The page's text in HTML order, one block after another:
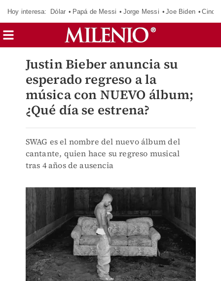
Hoy interesa: Dólar Papá de Messi Jorge Messi Joe Biden
Justin Bieber anuncia su
esperado regreso a la
música con NUEVO álbum;
¿Qué día se estrena?
SWAG es el nombre del nuevo álbum del
cantante, quien hace su regreso musical
tras 4 años de ausencia